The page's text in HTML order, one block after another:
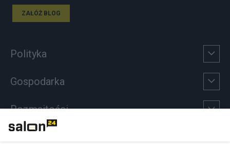
ZAŁÓŻ BLOG
Polityka
Gospodarka
Rozmaitości